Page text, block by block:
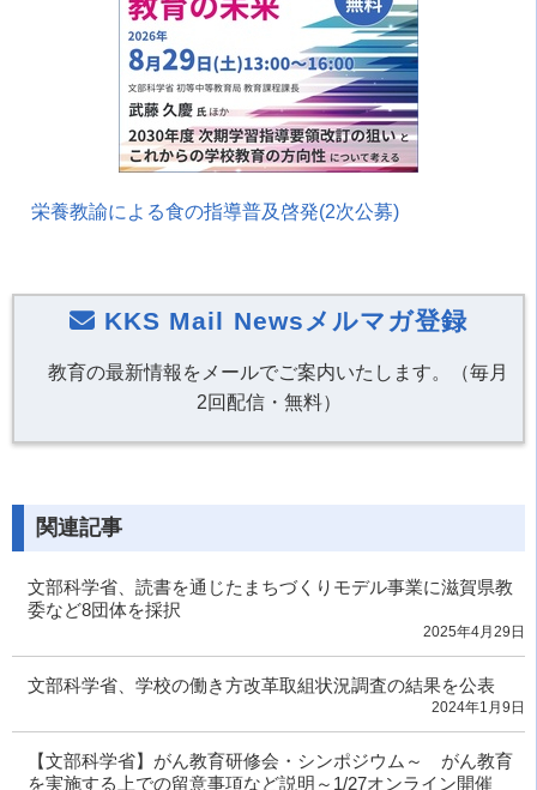
栄養教諭による食の指導普及啓発(2次公募)
KKS Mail Newsメルマガ登録
教育の最新情報をメールでご案内いたします。（毎月
2回配信・無料）
関連記事
文部科学省、読書を通じたまちづくりモデル事業に滋賀県教
委など8団体を採択
2025年4月29日
文部科学省、学校の働き方改革取組状況調査の結果を公表
2024年1月9日
【文部科学省】がん教育研修会・シンポジウム～ がん教育
を実施する上での留意事項など説明～1/27オンライン開催